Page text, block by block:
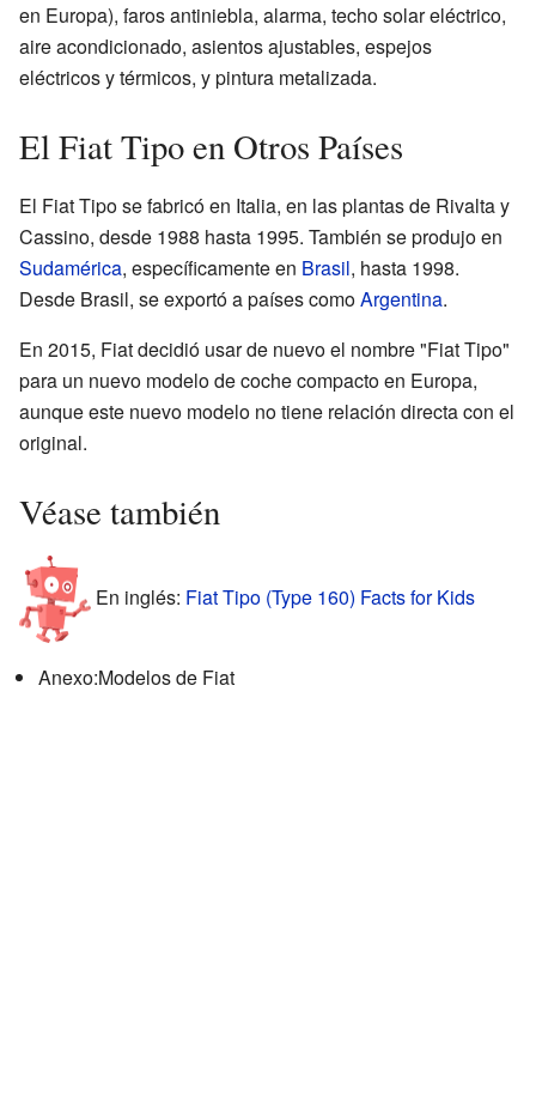
en Europa), faros antiniebla, alarma, techo solar eléctrico,
aire acondicionado, asientos ajustables, espejos
eléctricos y térmicos, y pintura metalizada.
El Fiat Tipo en Otros Países
El Fiat Tipo se fabricó en Italia, en las plantas de Rivalta y
Cassino, desde 1988 hasta 1995. También se produjo en
Sudamérica, específicamente en Brasil, hasta 1998.
Desde Brasil, se exportó a países comoArgentina.
En 2015, Fiat decidió usar de nuevo el nombre "Fiat Tipo"
para un nuevo modelo de coche compacto en Europa,
aunque este nuevo modelo no tiene relación directa con el
original.
Véase también
En inglés: Fiat Tipo (Type 160) Facts for Kids
Anexo:Modelos de Fiat